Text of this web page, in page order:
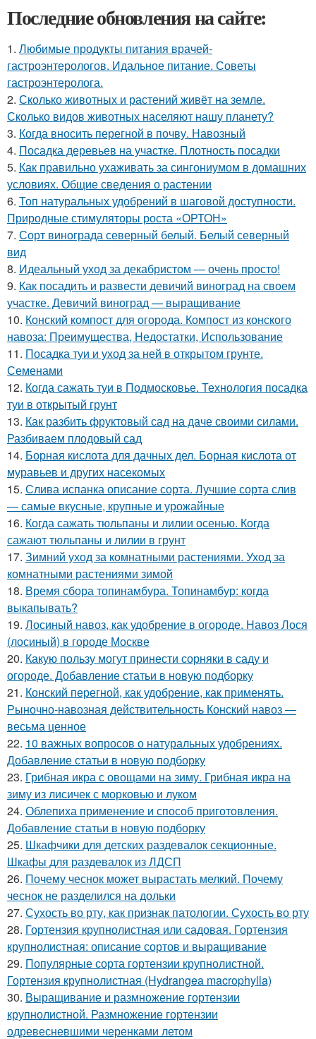
Последние обновления на сайте:
1. Любимые продукты питания врачей-
гастроэнтерологов. Идальное питание. Советы
гастроэнтеролога.
2. Сколько животных и растений живёт на земле.
Сколько видов животных населяют нашу планету?
3. Когда вносить перегной в почву. Навозный
4. Посадка деревьев на участке. Плотность посадки
5. Как правильно ухаживать за сингониумом в домашних
условиях. Общие сведения о растении
6. Топ натуральных удобрений в шаговой доступности.
Природные стимуляторы роста «ОРТОН»
7. Сорт винограда северный белый. Белый северный
вид
8. Идеальный уход за декабристом — очень просто!
9. Как посадить и развести девичий виноград на своем
участке. Девичий виноград — выращивание
10. Конский компост для огорода. Компост из конского
навоза: Преимущества, Недостатки, Использование
11. Посадка туи и уход за ней в открытом грунте.
Семенами
12. Когда сажать туи в Подмосковье. Технология посадка
туи в открытый грунт
13. Как разбить фруктовый сад на даче своими силами.
Разбиваем плодовый сад
14. Борная кислота для дачных дел. Борная кислота от
муравьев и других насекомых
15. Слива испанка описание сорта. Лучшие сорта слив
— самые вкусные, крупные и урожайные
16. Когда сажать тюльпаны и лилии осенью. Когда
сажают тюльпаны и лилии в грунт
17. Зимний уход за комнатными растениями. Уход за
комнатными растениями зимой
18. Время сбора топинамбура. Топинамбур: когда
выкапывать?
19. Лосиный навоз, как удобрение в огороде. Навоз Лося
(лосиный) в городе Москве
20. Какую пользу могут принести сорняки в саду и
огороде. Добавление статьи в новую подборку
21. Конский перегной, как удобрение, как применять.
Рыночно-навозная действительность Конский навоз —
весьма ценное
22. 10 важных вопросов о натуральных удобрениях.
Добавление статьи в новую подборку
23. Грибная икра с овощами на зиму. Грибная икра на
зиму из лисичек с морковью и луком
24. Облепиха применение и способ приготовления.
Добавление статьи в новую подборку
25. Шкафчики для детских раздевалок секционные.
Шкафы для раздевалок из ЛДСП
26. Почему чеснок может вырастать мелкий. Почему
чеснок не разделился на дольки
27. Сухость во рту, как признак патологии. Сухость во рту
28. Гортензия крупнолистная или садовая. Гортензия
крупнолистная: описание сортов и выращивание
29. Популярные сорта гортензии крупнолистной.
Гортензия крупнолистная (Hydrangea macrophylla)
30. Выращивание и размножение гортензии
крупнолистной. Размножение гортензии
одревесневшими черенками летом